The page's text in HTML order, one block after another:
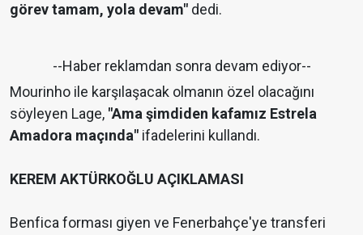
görev tamam, yola devam" dedi.
--Haber reklamdan sonra devam ediyor--
Mourinho ile karşılaşacak olmanın özel olacağını
söyleyen Lage, "Ama şimdiden kafamız Estrela
Amadora maçında" ifadelerini kullandı.
KEREM AKTÜRKOĞLU AÇIKLAMASI
Benfica forması giyen ve Fenerbahçe'ye transferi